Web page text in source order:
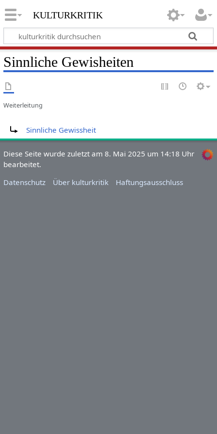
kulturkritik
Sinnliche Gewisheiten
Weiterleitung
Sinnliche Gewissheit
Diese Seite wurde zuletzt am 8. Mai 2025 um 14:18 Uhr
bearbeitet.
Datenschutz
Über kulturkritik Haftungsausschluss